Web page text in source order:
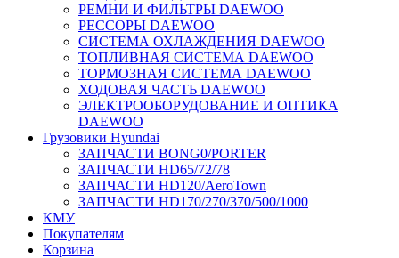
РЕМНИ И ФИЛЬТРЫ DAEWOO
РЕССОРЫ DAEWOO
СИСТЕМА ОХЛАЖДЕНИЯ DAEWOO
ТОПЛИВНАЯ СИСТЕМА DAEWOO
ТОРМОЗНАЯ СИСТЕМА DAEWOO
ХОДОВАЯ ЧАСТЬ DAEWOO
ЭЛЕКТРООБОРУДОВАНИЕ И ОПТИКА
DAEWOO
Грузовики Hyundai
ЗАПЧАСТИ BONG0/PORTER
ЗАПЧАСТИ HD65/72/78
ЗАПЧАСТИ HD120/AeroTown
ЗАПЧАСТИ HD170/270/370/500/1000
КМУ
Покупателям
Корзина